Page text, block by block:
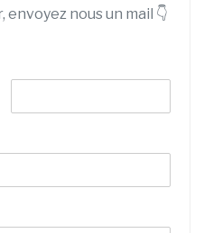
nous un mail 👇